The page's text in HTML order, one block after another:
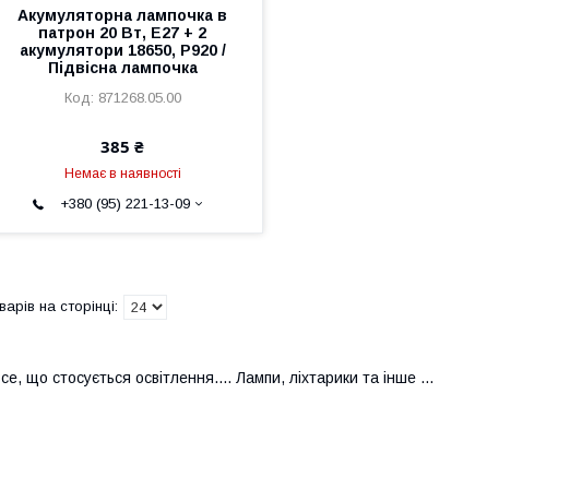
Акумуляторна лампочка в
патрон 20 Вт, Е27 + 2
акумулятори 18650, P920 /
Підвісна лампочка
871268.05.00
385 ₴
Немає в наявності
+380 (95) 221-13-09
що стосується освітлення.... Лампи, ліхтарики та інше ...